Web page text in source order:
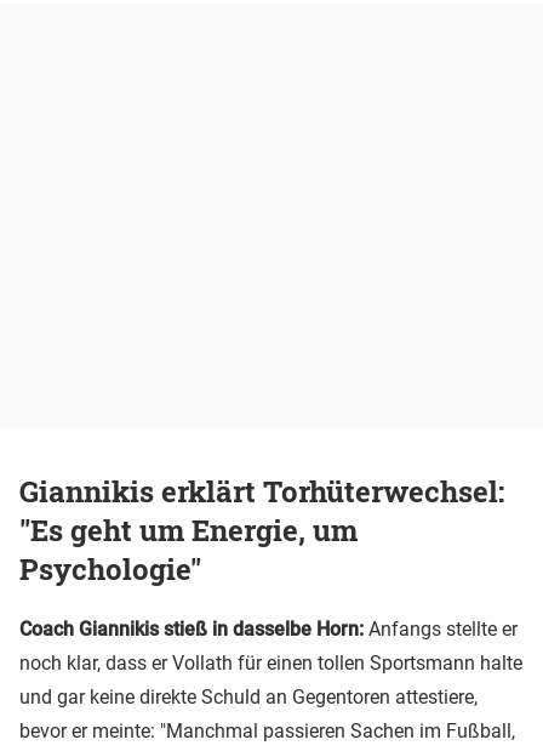
Giannikis erklärt Torhüterwechsel:
"Es geht um Energie, um
Psychologie"
Coach Giannikis stieß in dasselbe Horn: Anfangs stellte er
noch klar, dass er Vollath für einen tollen Sportsmann halte
und gar keine direkte Schuld an Gegentoren attestiere,
bevor er meinte: "Manchmal passieren Sachen im Fußball,